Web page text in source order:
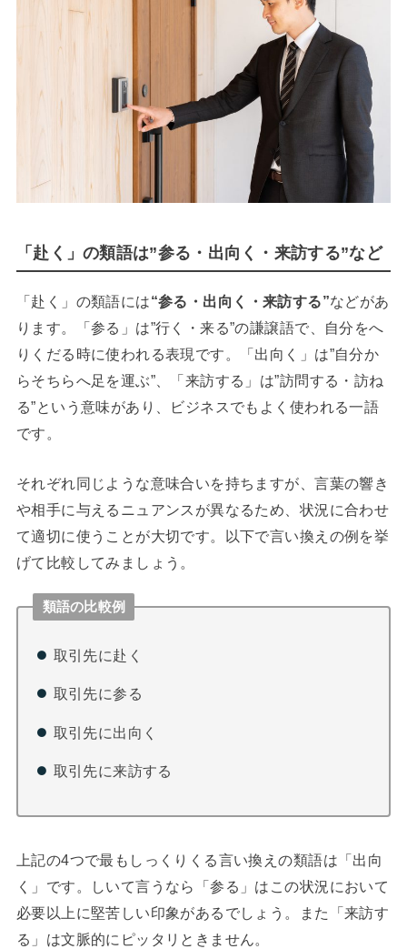
「赴く」の類語は”参る・出向く・来訪する”など
「赴く」の類語には“参る・出向く・来訪する”などがあ
ります。「参る」は”行く・来る”の謙譲語で、自分をへ
りくだる時に使われる表現です。「出向く」は”自分か
らそちらへ足を運ぶ”、「来訪する」は”訪問する・訪ね
る”という意味があり、ビジネスでもよく使われる一語
です。
それぞれ同じような意味合いを持ちますが、言葉の響き
や相手に与えるニュアンスが異なるため、状況に合わせ
て適切に使うことが大切です。以下で言い換えの例を挙
げて比較してみましょう。
類語の比較例
取引先に赴く
取引先に参る
取引先に出向く
取引先に来訪する
上記の4つで最もしっくりくる言い換えの類語は「出向
く」です。しいて言うなら「参る」はこの状況において
必要以上に堅苦しい印象があるでしょう。また「来訪す
る」は文脈的にピッタリときません。